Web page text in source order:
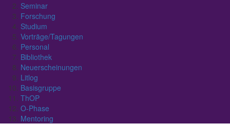
Seminar
Forschung
Studium
Vorträge/Tagungen
Personal
Bibliothek
Neuerscheinungen
Litlog
Basisgruppe
ThOP
O-Phase
Mentoring